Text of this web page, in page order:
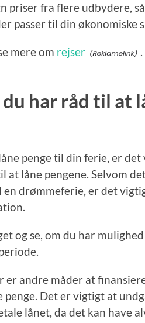
priser fra flere udbydere,
passer til din økonomiske
mere om rejser .
har råd til at
penge til din ferie, er
at låne pengene. Selvom
en drømmeferie, er det
og se, om du har
er andre måder at
penge. Det er vigtigt at
lånet, da det kan have